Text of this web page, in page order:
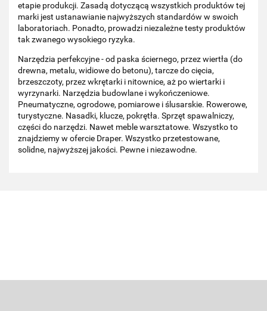
etapie produkcji. Zasadą dotyczącą wszystkich produktów tej
marki jest ustanawianie najwyższych standardów w swoich
laboratoriach. Ponadto, prowadzi niezależne testy produktów
tak zwanego wysokiego ryzyka.
Narzędzia perfekcyjne - od paska ściernego, przez wiertła (do
drewna, metalu, widiowe do betonu), tarcze do cięcia,
brzeszczoty, przez wkrętarki i nitownice, aż po wiertarki i
wyrzynarki. Narzędzia budowlane i wykończeniowe.
Pneumatyczne, ogrodowe, pomiarowe i ślusarskie. Rowerowe,
turystyczne. Nasadki, klucze, pokrętła. Sprzęt spawalniczy,
części do narzędzi. Nawet meble warsztatowe. Wszystko to
znajdziemy w ofercie Draper. Wszystko przetestowane,
solidne, najwyższej jakości. Pewne i niezawodne.